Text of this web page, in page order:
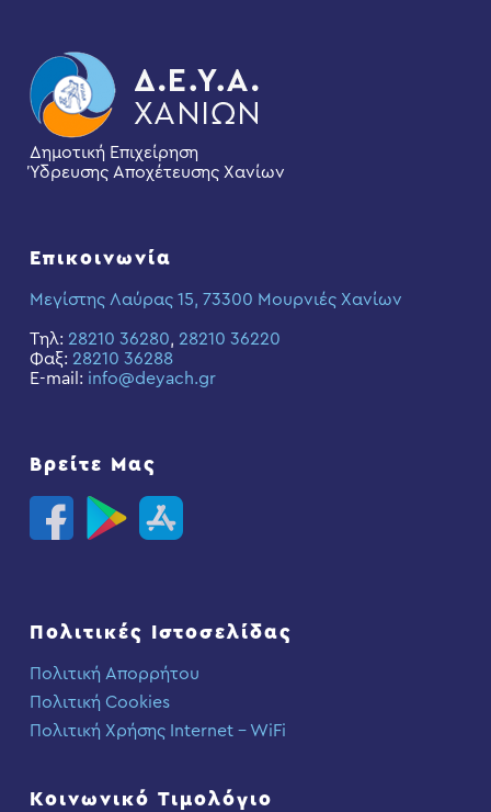
Δημοτική Επιχείρηση
Ύδρευσης Αποχέτευσης Χανίων
Επικοινωνία
Μεγίστης Λαύρας 15, 73300 Μουρνιές Χανίων
Τηλ: 28210 36280, 28210 36220
Φαξ: 28210 36288
E-mail: info@deyach.gr
Βρείτε Μας
Πολιτικές Ιστοσελίδας
Πολιτική Απορρήτου
Πολιτική Cookies
Πολιτική Χρήσης Internet – WiFi
Κοινωνικό Τιμολόγιο